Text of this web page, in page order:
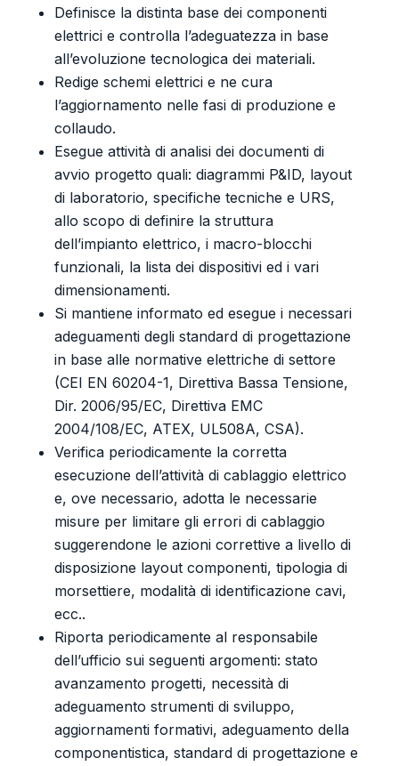
Definisce la distinta base dei componenti
elettrici e controlla l’adeguatezza in base
all’evoluzione tecnologica dei materiali.
Redige schemi elettrici e ne cura
l’aggiornamento nelle fasi di produzione e
collaudo.
Esegue attività di analisi dei documenti di
avvio progetto quali: diagrammi P&ID, layout
di laboratorio, specifiche tecniche e URS,
allo scopo di definire la struttura
dell’impianto elettrico, i macro-blocchi
funzionali, la lista dei dispositivi ed i vari
dimensionamenti.
Si mantiene informato ed esegue i necessari
adeguamenti degli standard di progettazione
in base alle normative elettriche di settore
(CEI EN 60204-1, Direttiva Bassa Tensione,
Dir. 2006/95/EC, Direttiva EMC
2004/108/EC, ATEX, UL508A, CSA).
Verifica periodicamente la corretta
esecuzione dell’attività di cablaggio elettrico
e, ove necessario, adotta le necessarie
misure per limitare gli errori di cablaggio
suggerendone le azioni correttive a livello di
disposizione layout componenti, tipologia di
morsettiere, modalità di identificazione cavi,
ecc..
Riporta periodicamente al responsabile
dell’ufficio sui seguenti argomenti: stato
avanzamento progetti, necessità di
adeguamento strumenti di sviluppo,
aggiornamenti formativi, adeguamento della
componentistica, standard di progettazione e